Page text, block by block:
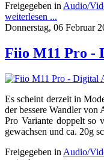
Freigegeben in Audio/
weiterlesen ...
Donnerstag, 06 Februar
Fiio M11 Pro -
Es scheint derzeit in
der bessere Wandler
Pro Variante doppelt so
gewachsen und ca. 20g
Freigegeben in Audio/